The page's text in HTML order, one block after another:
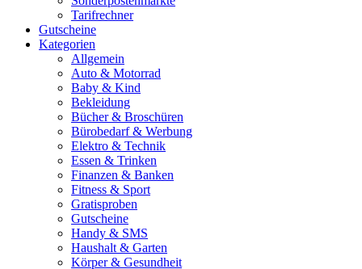
Tarifrechner
Gutscheine
Kategorien
Allgemein
Auto & Motorrad
Baby & Kind
Bekleidung
Bücher & Broschüren
Bürobedarf & Werbung
Elektro & Technik
Essen & Trinken
Finanzen & Banken
Fitness & Sport
Gratisproben
Gutscheine
Handy & SMS
Haushalt & Garten
Körper & Gesundheit